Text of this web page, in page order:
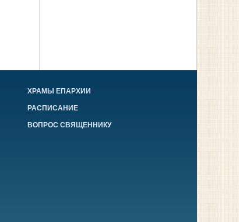
ХРАМЫ ЕПАРХИИ
РАСПИСАНИЕ
ВОПРОС СВЯЩЕННИКУ